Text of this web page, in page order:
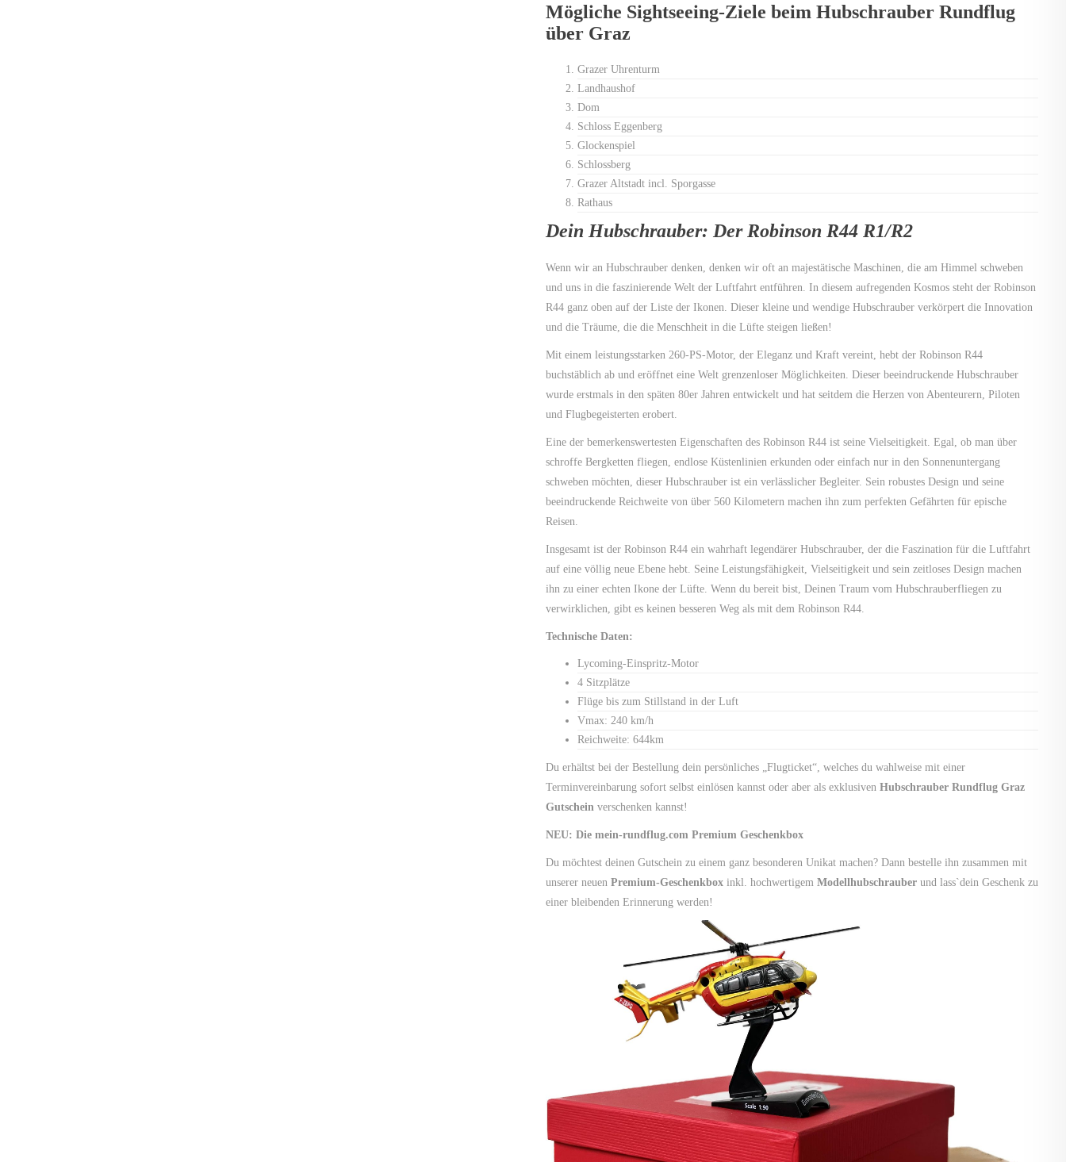
Mögliche Sightseeing-Ziele beim Hubschrauber Rundflug
über Graz
Grazer Uhrenturm
Landhaushof
Dom
Schloss Eggenberg
Glockenspiel
Schlossberg
Grazer Altstadt incl. Sporgasse
Rathaus
Dein Hubschrauber: Der Robinson R44 R1/R2
Wenn wir an Hubschrauber denken, denken wir oft an majestätische Maschinen, die am Himmel schweben
und uns in die faszinierende Welt der Luftfahrt entführen. In diesem aufregenden Kosmos steht der Robinson
R44 ganz oben auf der Liste der Ikonen. Dieser kleine und wendige Hubschrauber verkörpert die Innovation
und die Träume, die die Menschheit in die Lüfte steigen ließen!
Mit einem leistungsstarken 260-PS-Motor, der Eleganz und Kraft vereint, hebt der Robinson R44
buchstäblich ab und eröffnet eine Welt grenzenloser Möglichkeiten. Dieser beeindruckende Hubschrauber
wurde erstmals in den späten 80er Jahren entwickelt und hat seitdem die Herzen von Abenteurern, Piloten
und Flugbegeisterten erobert.
Eine der bemerkenswertesten Eigenschaften des Robinson R44 ist seine Vielseitigkeit. Egal, ob man über
schroffe Bergketten fliegen, endlose Küstenlinien erkunden oder einfach nur in den Sonnenuntergang
schweben möchten, dieser Hubschrauber ist ein verlässlicher Begleiter. Sein robustes Design und seine
beeindruckende Reichweite von über 560 Kilometern machen ihn zum perfekten Gefährten für epische
Reisen.
Insgesamt ist der Robinson R44 ein wahrhaft legendärer Hubschrauber, der die Faszination für die Luftfahrt
auf eine völlig neue Ebene hebt. Seine Leistungsfähigkeit, Vielseitigkeit und sein zeitloses Design machen
ihn zu einer echten Ikone der Lüfte. Wenn du bereit bist, Deinen Traum vom Hubschrauberfliegen zu
verwirklichen, gibt es keinen besseren Weg als mit dem Robinson R44.
Technische Daten:
Lycoming-Einspritz-Motor
4 Sitzplätze
Flüge bis zum Stillstand in der Luft
Vmax: 240 km/h
Reichweite: 644km
Du erhältst bei der Bestellung dein persönliches „Flugticket“, welches du wahlweise mit einer
Terminvereinbarung sofort selbst einlösen kannst oder aber als exklusiven Hubschrauber Rundflug Graz
Gutschein verschenken kannst!
NEU: Die mein-rundflug.com Premium Geschenkbox
Du möchtest deinen Gutschein zu einem ganz besonderen Unikat machen? Dann bestelle ihn zusammen mit
unserer neuen Premium-Geschenkboxinkl. hochwertigem Modellhubschrauber und lass`dein Geschenk zu
einer bleibenden Erinnerung werden!